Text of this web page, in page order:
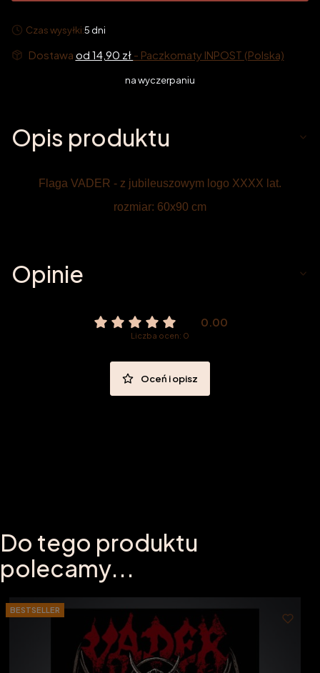
Czas wysyłki:5 dni
Dostawa od 14,90 zł - Paczkomaty INPOST (Polska)
na wyczerpaniu
Opis produktu
Flaga VADER - z jubileuszowym logo XXXX lat.
rozmiar: 60x90 cm
Opinie
0.00
Liczba ocen: 0
Oceń i opisz
Do tego produktu
polecamy...
BESTSELLER